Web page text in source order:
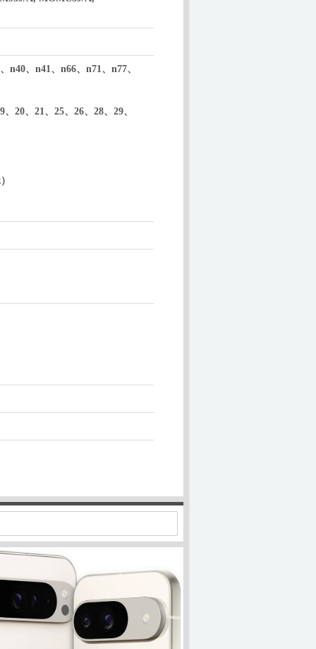
n40、n41、n66、n71、n77、
20、21、25、26、28、29、